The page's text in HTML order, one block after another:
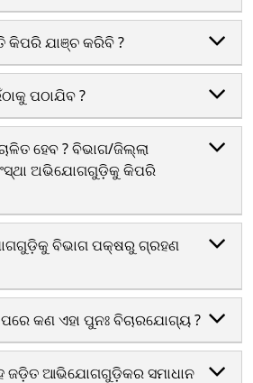
ଯାଞ୍ଚ କରିବି ?
ପଠାଯିବ ?
ହେବ ? ବିଭାଗ/ଜିଲ୍ଲା
ଅଭିଯୋଗଗୁଡ଼ିକୁ କିପରି
ବିଭାଗ ପକ୍ଷରୁ ଗ୍ରହଣ
କଣ ଏହା ପୁନଃ ବିଚାରଯୋଗ୍ୟ ?
ଜଡ଼ିତ ଆଭିଯୋଗଗୁଡ଼ିକର ସମାଧାନ